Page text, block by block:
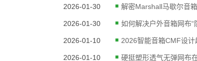
2026-01-30
2026-01-30
2026-01-10
2026-01-10